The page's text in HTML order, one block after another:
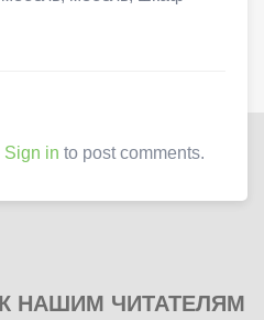
Sign in to post comments.
НАШИМ ЧИТАТЕЛЯМ